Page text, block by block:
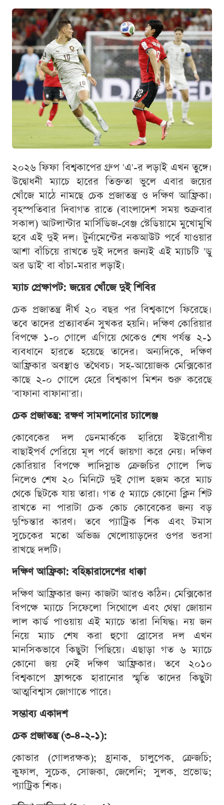
২০২৬ ফিফা বিশ্বকাপের গ্রুপ 'এ'-র লড়াই এখন তুঙ্গে।
উদ্বোধনী ম্যাচে হারের তিক্ততা ভুলে এবার জয়ের
খোঁজে মাঠে নামছে চেক প্রজাতন্ত্র ও দক্ষিণ আফ্রিকা।
বৃহস্পতিবার দিবাগত রাতে (বাংলাদেশ সময় শুক্রবার
সকাল) আটলান্টার মার্সিডিজ-বেঞ্জ স্টেডিয়ামে মুখোমুখি
হবে এই দুই দল। টুর্নামেন্টের নকআউট পর্বে যাওয়ার
আশা বাঁচিয়ে রাখতে দুই দলের জন্যই এই ম্যাচটি 'ডু
অর ডাই' বা বাঁচা-মরার লড়াই।
ম্যাচ প্রেক্ষাপট: জয়ের খোঁজে দুই শিবির
চেক প্রজাতন্ত্র দীর্ঘ ২০ বছর পর বিশ্বকাপে ফিরেছে।
তবে তাদের প্রত্যাবর্তন সুখকর হয়নি। দক্ষিণ কোরিয়ার
বিপক্ষে ১-০ গোলে এগিয়ে থেকেও শেষ পর্যন্ত ২-১
ব্যবধানে হারতে হয়েছে তাদের। অন্যদিকে, দক্ষিণ
আফ্রিকার অবস্থাও তথৈবচ। সহ-আয়োজক মেক্সিকোর
কাছে ২-০ গোলে হেরে বিশ্বকাপ মিশন শুরু করেছে
'বাফানা বাফানা'রা।
চেক প্রজাতন্ত্র: রক্ষণ সামলানোর চ্যালেঞ্জ
কোবেকের দল ডেনমার্ককে হারিয়ে ইউরোপীয়
বাছাইপর্ব পেরিয়ে মূল পর্বে জায়গা করে নেয়। দক্ষিণ
কোরিয়ার বিপক্ষে লাদিস্লাভ ক্রেজচির গোলে লিড
নিলেও শেষ ২০ মিনিটে দুই গোল হজম করে ম্যাচ
থেকে ছিটকে যায় তারা। গত ৫ ম্যাচে কোনো ক্লিন শিট
রাখতে না পারাটা চেক কোচ কোবেকের জন্য বড়
দুশ্চিন্তার কারণ। তবে প্যাট্রিক শিক এবং টমাস
সুচেকের মতো অভিজ্ঞ খেলোয়াড়দের ওপর ভরসা
রাখছে দলটি।
দক্ষিণ আফ্রিকা: বহিষ্কারাদেশের ধাক্কা
দক্ষিণ আফ্রিকার জন্য কাজটা আরও কঠিন। মেক্সিকোর
বিপক্ষে ম্যাচে সিফেলো সিথোলে এবং থেম্বা জোয়ান
লাল কার্ড পাওয়ায় এই ম্যাচে তারা নিষিদ্ধ। নয় জন
নিয়ে ম্যাচ শেষ করা হুগো ব্রোসের দল এখন
মানসিকভাবে কিছুটা পিছিয়ে। এছাড়া গত ৬ ম্যাচে
কোনো জয় নেই দক্ষিণ আফ্রিকার। তবে ২০১০
বিশ্বকাপে ফ্রান্সকে হারানোর স্মৃতি তাদের কিছুটা
আত্মবিশ্বাস জোগাতে পারে।
সম্ভাব্য একাদশ
চেক প্রজাতন্ত্র (৩-৪-২-১):
কোভার (গোলরক্ষক); হ্রানাক, চালুপেক, ক্রেজচি;
কুফাল, সুচেক, সোজকা, জেলেনি; সুলক, প্রভোড;
প্যাট্রিক শিক।